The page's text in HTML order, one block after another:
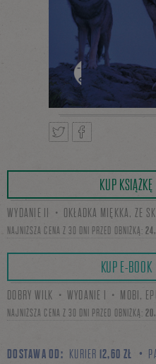
TweetnijPodziel
się
na
KUP KSIĄŻKĘ
WYDANIE II・OKŁADKA MIĘKKA, ZE
NAJNIŻSZA CENA Z 30 DNI PRZED OBNIŻKĄ:
KUP E-BOOK
DOBRY WILK・WYDANIE I・MOBI,
NAJNIŻSZA CENA Z 30 DNI PRZED OBNIŻKĄ:
DOSTAWA OD: KURIER 12,60 ZŁ